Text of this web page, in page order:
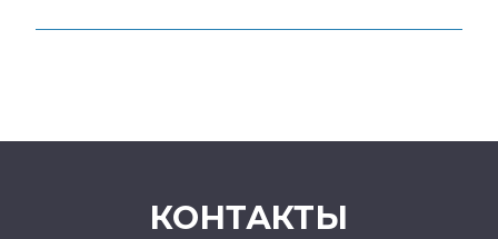
КОНТАКТЫ